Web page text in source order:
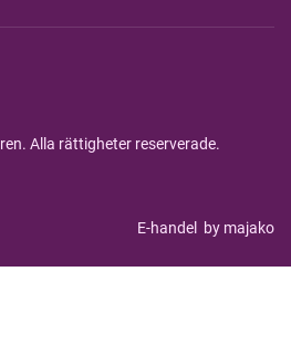
Alla rättigheter reserverade.
E-handel by majako